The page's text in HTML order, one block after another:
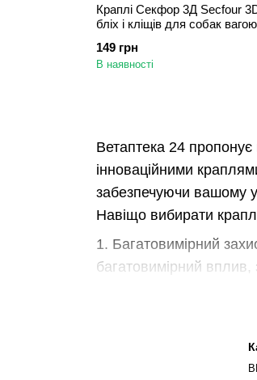
Ветаптека 24
інноваційними
забезпечуючи вашому
Навіщо вибирати
1. Багатовимірний
багатовимірний
3 Безпека і
забезпечують
Краплі Секфор 3Д Secfour
бліх і кліщів для собак
149 грн
В наявності